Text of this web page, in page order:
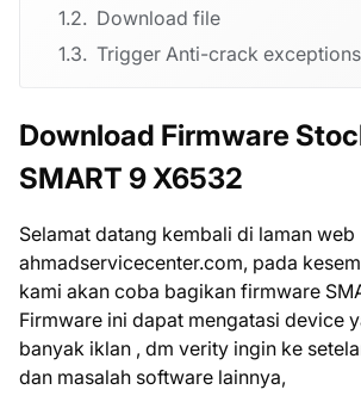
Download file
Trigger Anti-crack exceptions
Download Firmware
SMART 9 X6532
Selamat datang kembali di laman web
ahmadservicecenter.com, pada
kami akan coba bagikan firmware
Firmware ini dapat mengatasi device
banyak iklan , dm verity ingin ke
dan masalah software lainnya,